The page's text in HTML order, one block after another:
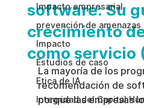
Impacto empresarial
prevención de amenazas
Impacto
Estudios de caso
Etica de IA
Integridad del Capital
software: Su
crecimiento
como servicio
La mayoría de los
recomendación de
porque las empresas